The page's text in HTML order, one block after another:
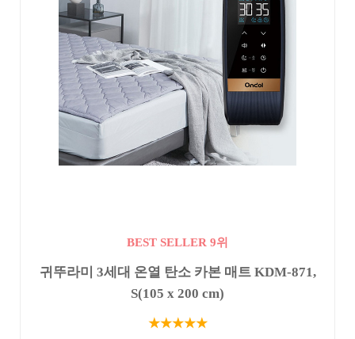
BEST SELLER 9위
귀뚜라미 3세대 온열 탄소 카본 매트 KDM-871,
S(105 x 200 cm)
★★★★★